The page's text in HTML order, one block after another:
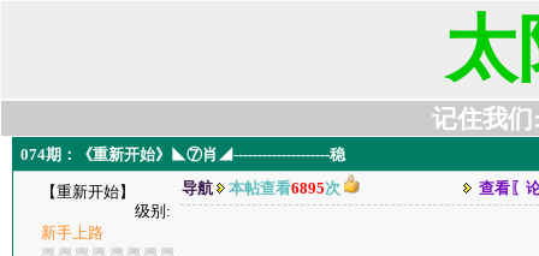
太
记住我们
074期：《重新开始》◣⑦肖◢--------------------稳
【重新开始】
级别:
新手上路
导航 本帖查看6895次 查看〖